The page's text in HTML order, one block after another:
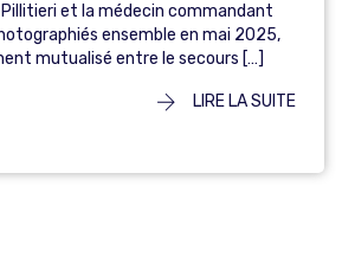
Pillitieri et la médecin commandant
ensemble en mai 2025,
mutualisé entre le secours […]
LIRE LA SUITE